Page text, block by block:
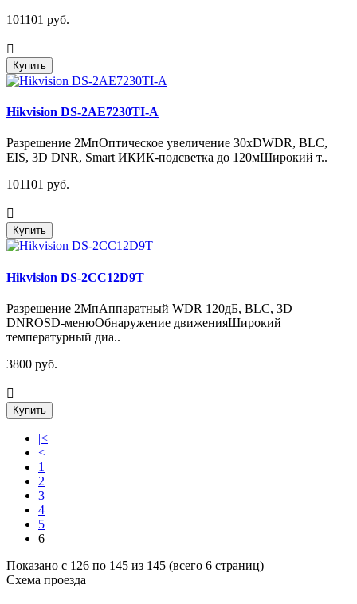
101101 руб.
Купить
Hikvision DS-2AE7230TI-A
Разрешение 2МпОптическое увеличение 30хDWDR, BLC,
EIS, 3D DNR, Smart ИКИК-подсветка до 120мШирокий т..
101101 руб.
Купить
Hikvision DS-2CC12D9T
Разрешение 2МпАппаратный WDR 120дБ, BLC, 3D
DNROSD-менюОбнаружение движенияШирокий
температурный диа..
3800 руб.
Купить
|<
<
1
2
3
4
5
6
Показано с 126 по 145 из 145 (всего 6 страниц)
Схема проезда